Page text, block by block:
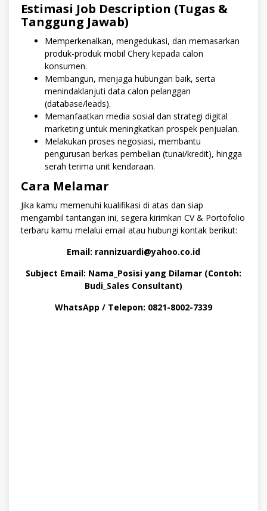
Estimasi Job Description (Tugas &
Tanggung Jawab)
Memperkenalkan, mengedukasi, dan memasarkan
produk-produk mobil Chery kepada calon
konsumen.
Membangun, menjaga hubungan baik, serta
menindaklanjuti data calon pelanggan
(database/leads).
Memanfaatkan media sosial dan strategi digital
marketing untuk meningkatkan prospek penjualan.
Melakukan proses negosiasi, membantu
pengurusan berkas pembelian (tunai/kredit), hingga
serah terima unit kendaraan.
Cara Melamar
Jika kamu memenuhi kualifikasi di atas dan siap
mengambil tantangan ini, segera kirimkan CV & Portofolio
terbaru kamu melalui email atau hubungi kontak berikut:
Email: rannizuardi@yahoo.co.id
Subject Email: Nama_Posisi yang Dilamar (Contoh:
Budi_Sales Consultant)
WhatsApp / Telepon: 0821-8002-7339